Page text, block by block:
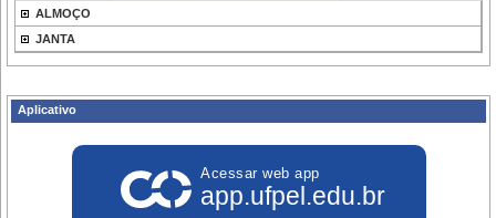
ALMOÇO
JANTA
Aplicativo
Acessar web app
app.ufpel.edu.br